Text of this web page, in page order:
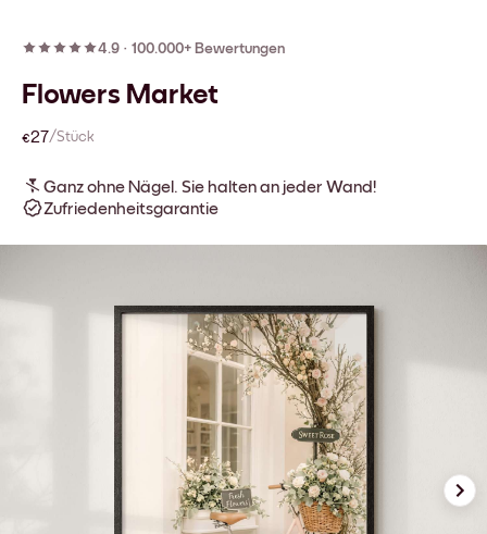
4.9 · 100.000+ Bewertungen
Flowers Market
€27/Stück
Ganz ohne Nägel. Sie halten an jeder Wand!
Zufriedenheitsgarantie